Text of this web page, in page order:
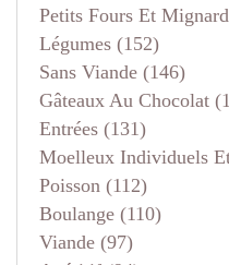
Petits Fours Et
Légumes (152)
Sans Viande (146)
Gâteaux Au Chocolat
Entrées (131)
Moelleux Individuels
Poisson (112)
Boulange (110)
Viande (97)